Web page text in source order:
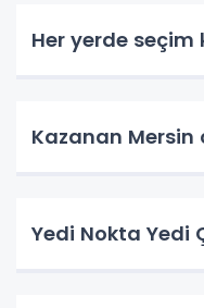
Her yerde
Kazanan Mersin
Yedi Nokta Yedi